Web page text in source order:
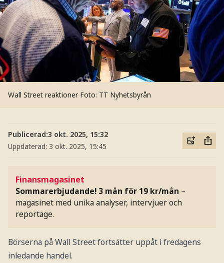
Wall Street reaktioner Foto: TT Nyhetsbyrån
Publicerad:3 okt. 2025, 15:32
Uppdaterad: 3 okt. 2025, 15:45
Finansmagasinet
Sommarerbjudande! 3 mån för 19 kr/mån –
magasinet med unika analyser, intervjuer och
reportage.
Börserna på Wall Street fortsätter uppåt i fredagens
inledande handel.